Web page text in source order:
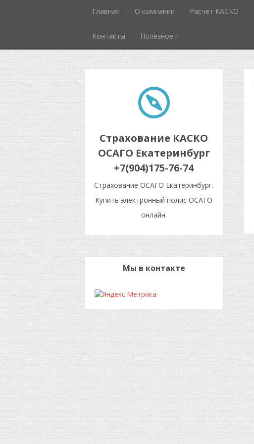
Главная О компании Расчет КАСКО
Контакты Полезное
Страхование КАСКО
ОСАГО Екатеринбург
+7(904)175-76-74
Страхование ОСАГО Екатеринбург.
Купить электронный полис ОСАГО
онлайн.
Мы в контакте